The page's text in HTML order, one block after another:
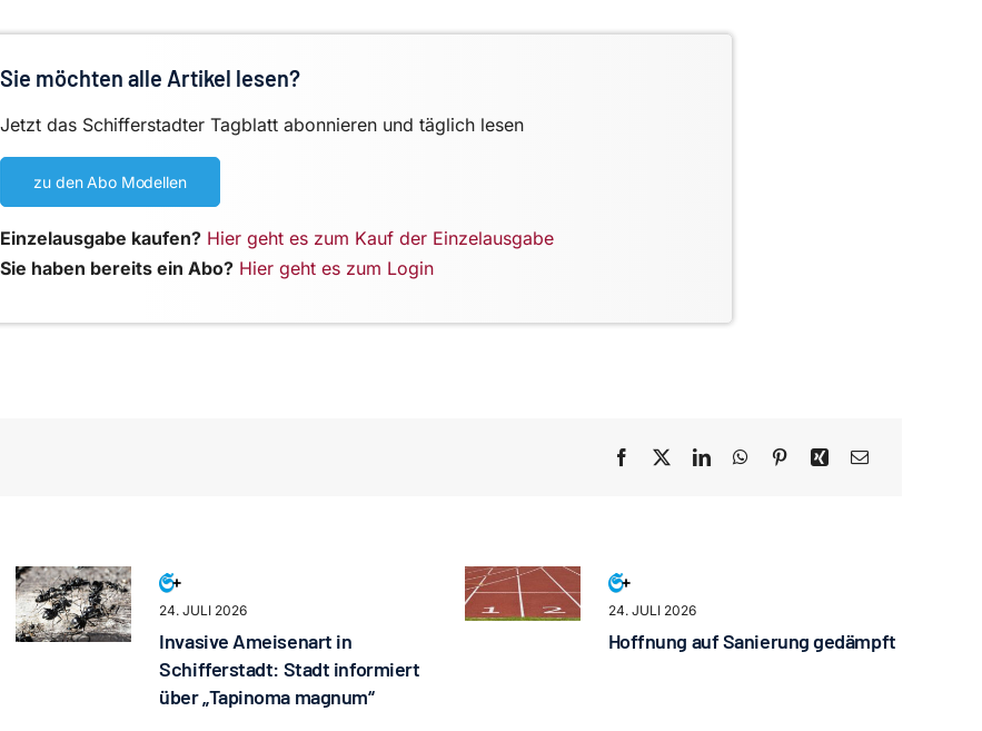
Sie möchten alle Artikel lesen?
Jetzt das Schifferstadter Tagblatt abonnieren und täglich lesen
zu den Abo Modellen
Einzelausgabe kaufen? Hier geht es zum Kauf der Einzelausgabe
Sie haben bereits ein Abo? Hier geht es zum Login
24. JULI 2026
Invasive Ameisenart in
Schifferstadt: Stadt informiert
über „Tapinoma magnum“
24. JULI 2026
Hoffnung auf Sanierung gedämpft